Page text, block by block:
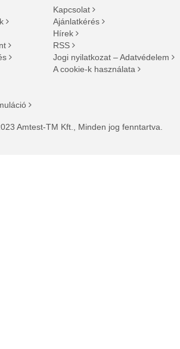
Kapcsolat
Ajánlatkérés
Hírek
RSS
Jogi nyilatkozat – Adatvédelem
A cookie-k használata
Amtest-TM Kft., Minden jog fenntartva.